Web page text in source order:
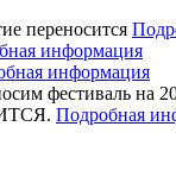
переносится
информация
информация
фестиваль на
Подробная